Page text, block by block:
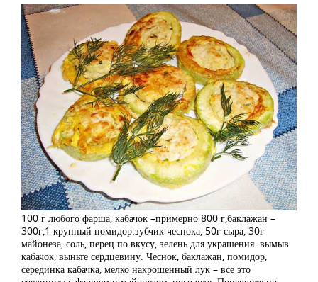
100 г любого фарша, кабачок –примерно 800 г,баклажан –
300г,1 крупный помидор.зубчик чеснока, 50г сыра, 30г
майонеза, соль, перец по вкусу, зелень для украшения. вымыв
кабачок, выньте сердцевину. Чеснок, баклажан, помидор,
серединка кабачка, мелко накрошенный лук – все это